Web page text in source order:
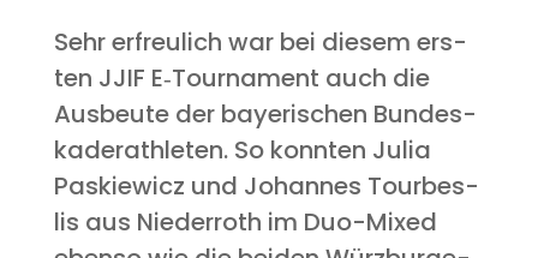
Sehr erfreu­lich war bei die­sem ers­
ten JJIF E‑Tournament auch die
Aus­beu­te der baye­ri­schen Bun­des­
ka­der­ath­le­ten. So konn­ten Julia
Pas­kie­wicz und Johan­nes Tour­be­s­
lis aus Nie­der­roth im Duo-Mixed